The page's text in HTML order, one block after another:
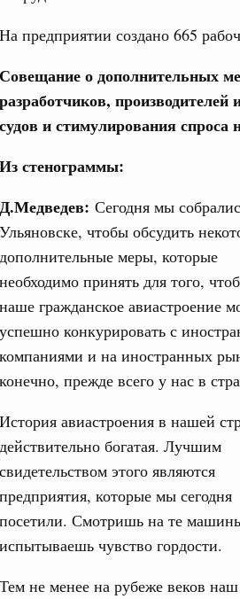
На предприятии создано 665
Совещание о дополнительных
разработчиков,
судов и стимулирования
Из стенограммы:
Д.Медведев: Сегодня мы
Ульяновске, чтобы обсудить
дополнительные меры, которые
необходимо принять для того,
наше гражданское авиастроение
успешно конкурировать с
компаниями и на иностранных
конечно, прежде всего у нас в
История авиастроения в нашей
действительно богатая. Лучшим
свидетельством этого являются
предприятия, которые мы сегодня
посетили. Смотришь на те
испытываешь чувство гордости.
Тем не менее на рубеже веков
проект «Инфраструктура
Порядка 200
объектам,
для
политика
Сергей Кравцов и
Гуров
«Кольцо открытий»
отношения с
провёл рабочую
недропользования и
и въездной туризм
Порядка 110
в 35 регионах
и технологий